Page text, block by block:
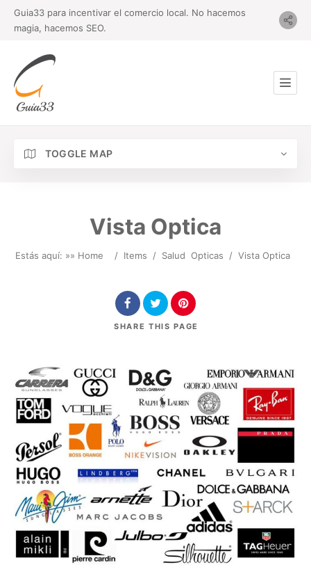
Guia33 para incentivar el comercio local. No hacemos
magia, hacemos SEO.
TOGGLE MAP
Vista Optica
Estás aquí: »» Home / Items / Salud Opticas / Vista Optica
SHARE THIS PAGE